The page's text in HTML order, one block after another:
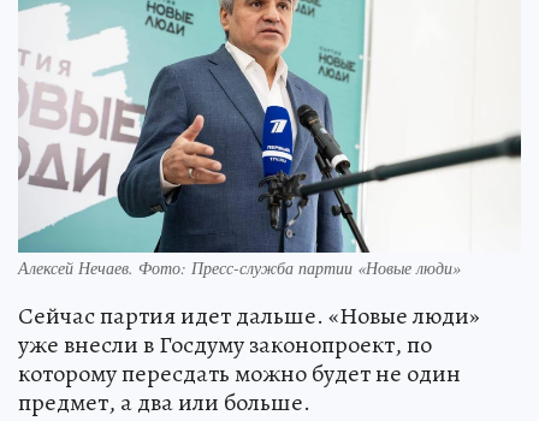
Алексей Нечаев. Фото: Пресс-служба партии «Новые люди»
Сейчас партия идет дальше. «Новые люди»
уже внесли в Госдуму законопроект, по
которому пересдать можно будет не один
предмет, а два или больше.